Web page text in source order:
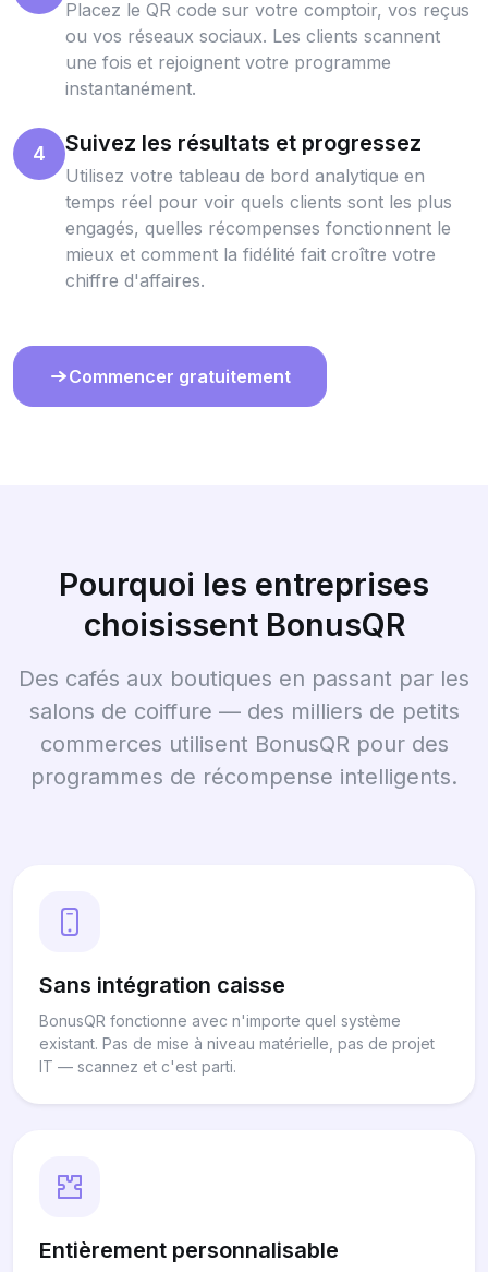
Placez le QR code sur votre comptoir, vos reçus
ou vos réseaux sociaux. Les clients scannent
une fois et rejoignent votre programme
instantanément.
4 Suivez les résultats et progressez
Utilisez votre tableau de bord analytique en
temps réel pour voir quels clients sont les plus
engagés, quelles récompenses fonctionnent le
mieux et comment la fidélité fait croître votre
chiffre d'affaires.
Commencer gratuitement
Pourquoi les entreprises
choisissent BonusQR
Des cafés aux boutiques en passant par les
salons de coiffure — des milliers de petits
commerces utilisent BonusQR pour des
programmes de récompense intelligents.
Sans intégration caisse
BonusQR fonctionne avec n'importe quel système
existant. Pas de mise à niveau matérielle, pas de projet
IT — scannez et c'est parti.
Entièrement personnalisable